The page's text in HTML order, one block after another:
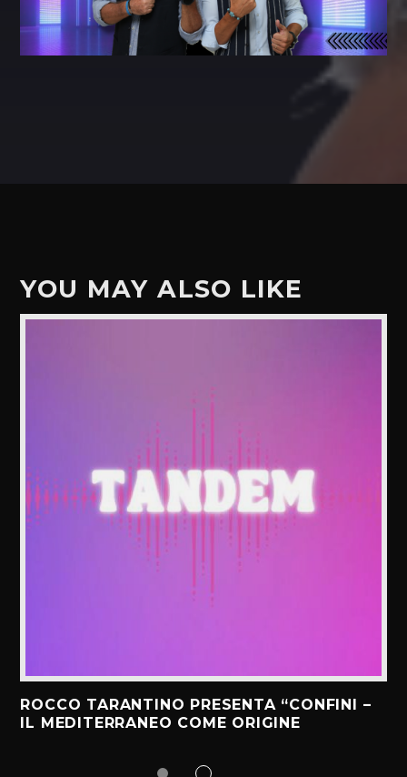
YOU MAY ALSO LIKE
ROCCO TARANTINO PRESENTA “CONFINI –
IL MEDITERRANEO COME ORIGINE